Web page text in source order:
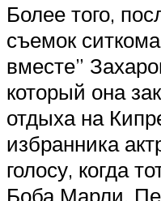
Более того,
съемок
вместе”
который она
отдыха на
избранника
голосу, когда
Боба Марли.